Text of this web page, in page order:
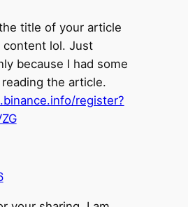
title of your article
content lol. Just
because I had some
the article.
register?